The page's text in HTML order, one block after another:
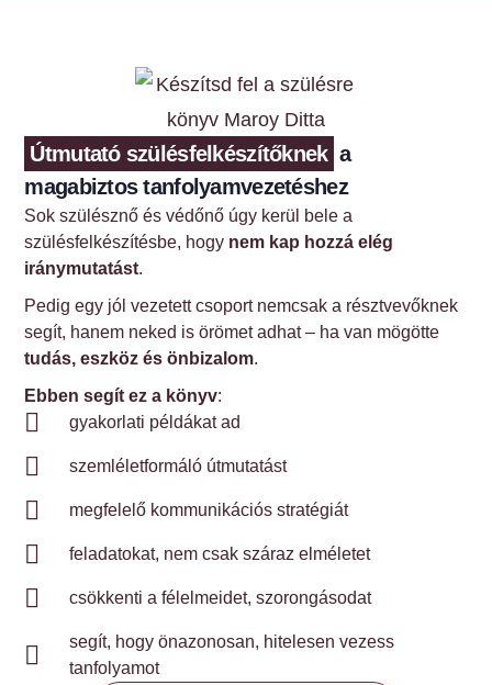
Útmutató szülésfelkészítőknek a
magabiztos tanfolyamvezetéshez
Sok szülésznő és védőnő úgy kerül bele a
szülésfelkészítésbe, hogy nem kap hozzá elég
iránymutatást.
Pedig egy jól vezetett csoport nemcsak a résztvevőknek
segít, hanem neked is örömet adhat – ha van mögötte
tudás, eszköz és önbizalom.
Ebben segít ez a könyv:
gyakorlati példákat ad
szemléletformáló útmutatást
megfelelő kommunikációs stratégiát
feladatokat, nem csak száraz elméletet
csökkenti a félelmeidet, szorongásodat
segít, hogy önazonosan, hitelesen vezess
tanfolyamot